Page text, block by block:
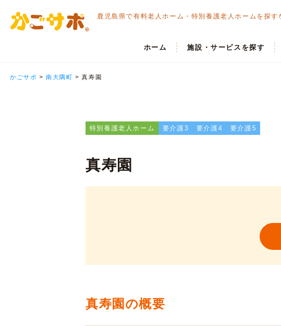
鹿児島県で有料老人ホーム・ 特別養護老人ホームを探す
ホーム 施設・サービスを探す
かごサポ >南大隅町 >真寿園
特別養護老人ホーム 要介護3 要介護4 要介護5
真寿園
真寿園の概要